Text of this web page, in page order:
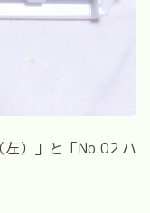
左）」と「No.02 ハ